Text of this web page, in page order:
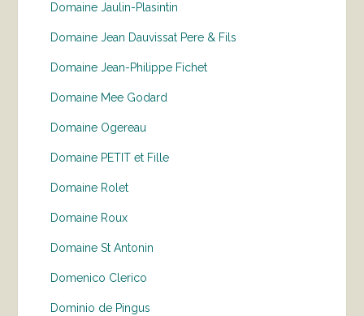
Domaine Jaulin-Plasintin
Domaine Jean Dauvissat Pere & Fils
Domaine Jean-Philippe Fichet
Domaine Mee Godard
Domaine Ogereau
Domaine PETIT et Fille
Domaine Rolet
Domaine Roux
Domaine St Antonin
Domenico Clerico
Dominio de Pingus